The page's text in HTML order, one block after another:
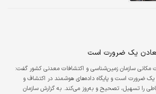
یک ضرورت است
مکانی سازمان زمین‌شناسی و اکتشافات معدنی کشور گفت:
ضرورت است و پایگاه داده‌های هوشمند در اکتشاف و
را تسهیل، تصحیح و به‌روز می‌کند. به گزارش سازمان